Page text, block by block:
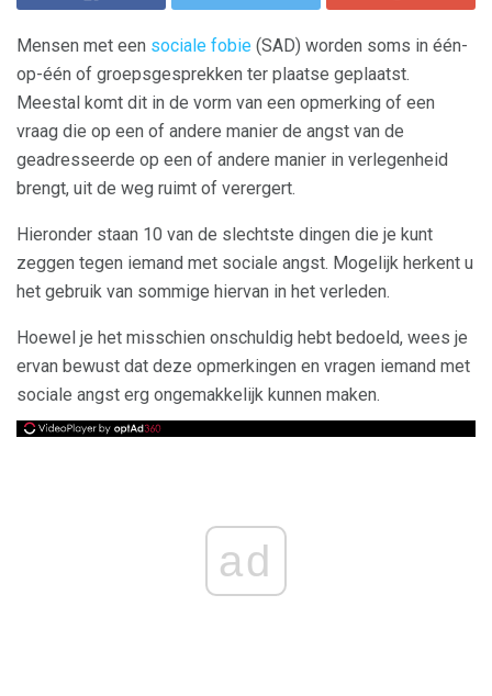
Mensen met een sociale fobie (SAD) worden soms in één-
op-één of groepsgesprekken ter plaatse geplaatst.
Meestal komt dit in de vorm van een opmerking of een
vraag die op een of andere manier de angst van de
geadresseerde op een of andere manier in verlegenheid
brengt, uit de weg ruimt of verergert.
Hieronder staan ​​10 van de slechtste dingen die je kunt
zeggen tegen iemand met sociale angst. Mogelijk herkent u
het gebruik van sommige hiervan in het verleden.
Hoewel je het misschien onschuldig hebt bedoeld, wees je
ervan bewust dat deze opmerkingen en vragen iemand met
sociale angst erg ongemakkelijk kunnen maken.
ad